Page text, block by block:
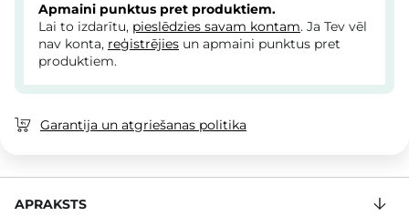
Apmaini punktus pret produktiem.
Lai to izdarītu, pieslēdzies savam kontam. Ja Tev vēl
nav konta, reģistrējies un apmaini punktus pret
produktiem.
Garantija un atgriešanas politika
APRAKSTS